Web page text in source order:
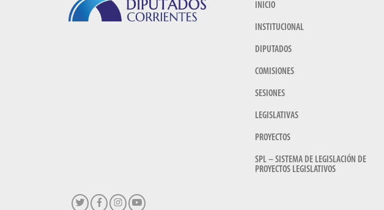
INICIO
INSTITUCIONAL
DIPUTADOS
COMISIONES
SESIONES
LEGISLATIVAS
PROYECTOS
SPL – SISTEMA DE LEGISLACIÓN DE
PROYECTOS LEGISLATIVOS